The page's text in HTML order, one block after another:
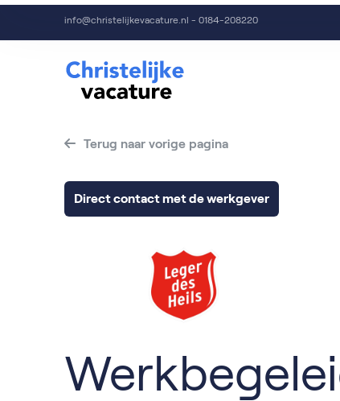
info@christelijkevacature.nl - 0184-208220
Terug naar vorige pagina
Direct contact met de werkgever